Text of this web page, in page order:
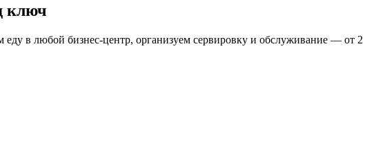
ключ
в любой бизнес-центр, организуем сервировку и обслуживание — от 2